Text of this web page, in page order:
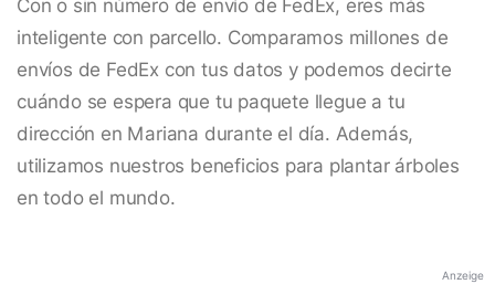
Con o sin número de envío de FedEx, eres más
inteligente con parcello. Comparamos millones de
envíos de FedEx con tus datos y podemos decirte
cuándo se espera que tu paquete llegue a tu
dirección en Mariana durante el día. Además,
utilizamos nuestros beneficios para plantar árboles
en todo el mundo.
Anzeige